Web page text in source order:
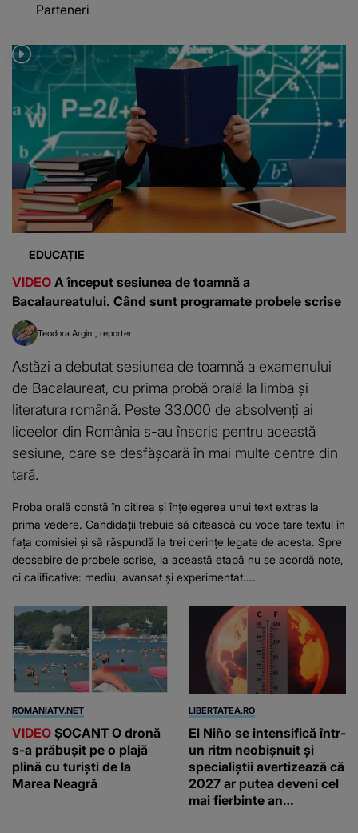
Parteneri
EDUCAȚIE
VIDEO A început sesiunea de toamnă a
Bacalaureatului. Când sunt programate probele scrise
Teodora Argint reporter
Astăzi a debutat sesiunea de toamnă a examenului
de Bacalaureat, cu prima probă orală la limba și
literatura română. Peste 33.000 de absolvenți ai
liceelor din România s-au înscris pentru această
sesiune, care se desfășoară în mai multe centre din
țară.
Proba orală constă în citirea și înțelegerea unui text extras la
prima vedere. Candidații trebuie să citească cu voce tare textul în
fața comisiei și să răspundă la trei cerințe legate de acesta. Spre
deosebire de probele scrise, la această etapă nu se acordă note,
ci calificative: mediu, avansat și experimentat....
ROMANIATV.NET
VIDEO ŞOCANT O dronă
s-a prăbuşit pe o plajă
plină cu turişti de la
Marea Neagră
LIBERTATEA.RO
El Niño se intensifică într-
un ritm neobișnuit și
specialiștii avertizează că
2027 ar putea deveni cel
mai fierbinte an